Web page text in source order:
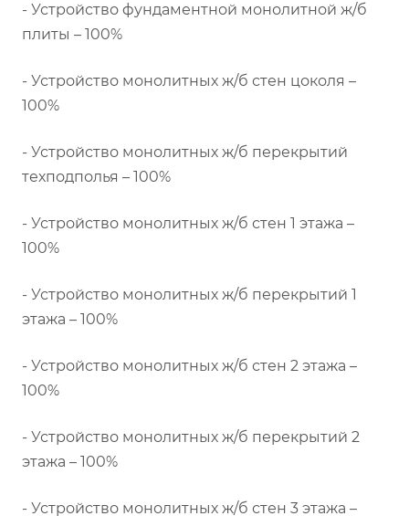
- Устройство фундаментной монолитной ж/б
плиты – 100%
- Устройство монолитных ж/б стен цоколя –
100%
- Устройство монолитных ж/б перекрытий
техподполья – 100%
- Устройство монолитных ж/б стен 1 этажа –
100%
- Устройство монолитных ж/б перекрытий 1
этажа – 100%
- Устройство монолитных ж/б стен 2 этажа –
100%
- Устройство монолитных ж/б перекрытий 2
этажа – 100%
- Устройство монолитных ж/б стен 3 этажа –